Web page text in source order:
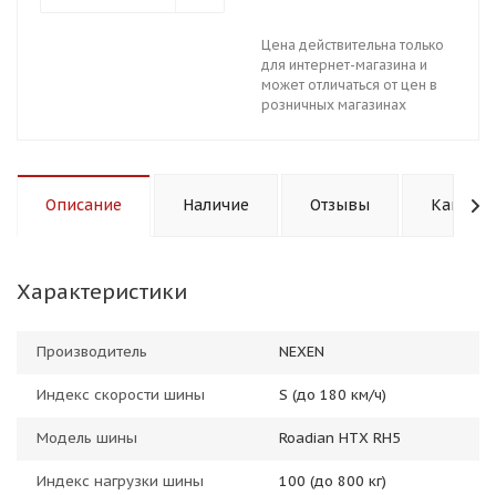
Цена действительна только
для интернет-магазина и
может отличаться от цен в
розничных магазинах
Описание Наличие Отзывы Как
Характеристики
Производитель NEXEN
Индекс скорости шины S (до 180 км/ч)
Модель шины Roadian HTX RH5
Индекс нагрузки шины 100 (до 800 кг)